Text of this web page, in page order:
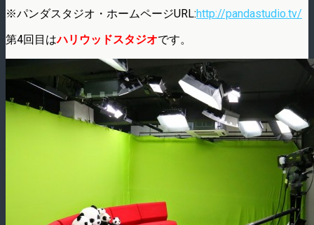
※パンダスタジオ・ホームページURL:http://pandastudio.tv/
第4回目はハリウッドスタジオです。